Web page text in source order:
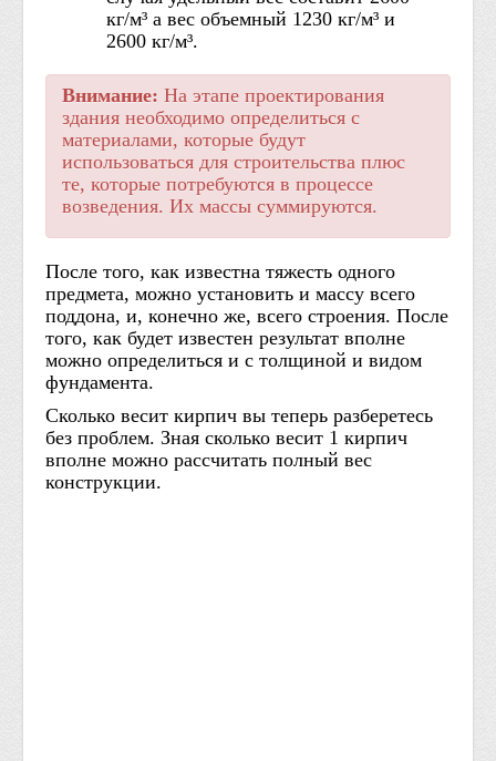
кг/м³ а вес объемный 1230 кг/м³ и
2600 кг/м³.
Внимание: На этапе проектирования
здания необходимо определиться с
материалами, которые будут
использоваться для строительства плюс
те, которые потребуются в процессе
возведения. Их массы суммируются.
После того, как известна тяжесть одного
предмета, можно установить и массу всего
поддона, и, конечно же, всего строения. После
того, как будет известен результат вполне
можно определиться и с толщиной и видом
фундамента.
Сколько весит кирпич вы теперь разберетесь
без проблем. Зная сколько весит 1 кирпич
вполне можно рассчитать полный вес
конструкции.